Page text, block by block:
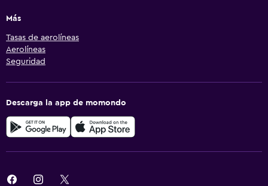
Más
Tasas de aerolíneas
Aerolíneas
Seguridad
Descarga la app de momondo